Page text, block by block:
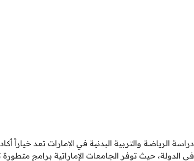
دراسة الرياضة والتربية البدنية في الإمارات تعد خياراً
في الدولة، حيث توفر الجامعات الإماراتية برامج متطورة